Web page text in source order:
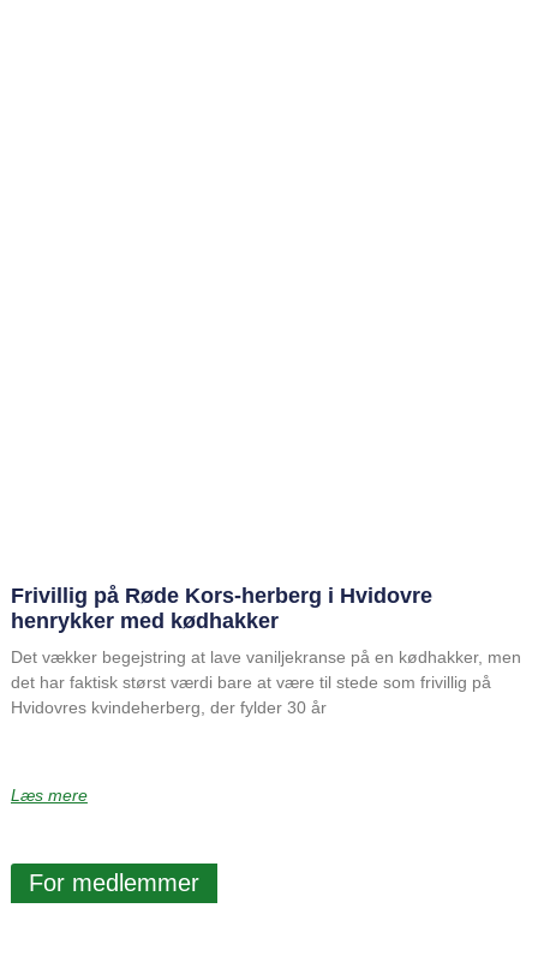
Frivillig på Røde Kors-herberg i Hvidovre
henrykker med kødhakker
Det vækker begejstring at lave vaniljekranse på en kødhakker, men
det har faktisk størst værdi bare at være til stede som frivillig på
Hvidovres kvindeherberg, der fylder 30 år
Læs mere
For medlemmer